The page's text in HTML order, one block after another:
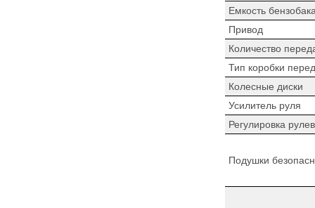
Емкость
Привод
Количество
Тип коробки
Колесные диски
Усилитель руля
Регулировка
Подушки